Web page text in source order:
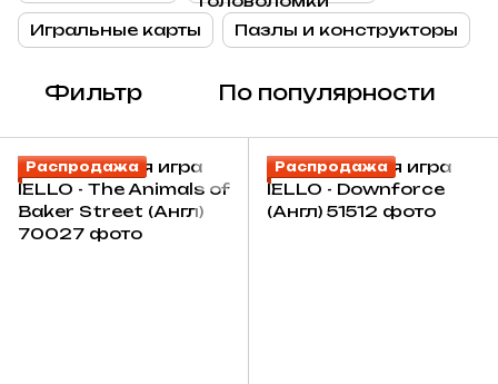
Игральные карты Пазлы и конструкторы
Фильтр По популярности
Распродажа Распродажа